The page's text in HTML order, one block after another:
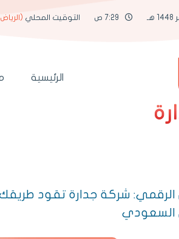
التوقيت المحلي
الرئيسية
الرقمي: شركة جدارة تقود
السعودي